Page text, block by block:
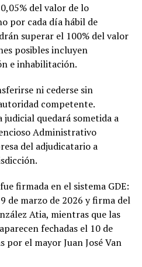
del valor de lo
por cada día hábil de
superar el 100% del valor
posibles incluyen
e inhabilitación.
ni cederse sin
competente.
quedará sometida a
Administrativo
del adjudicatario a
firmada en el sistema GDE:
de marzo de 2026 y firma del
Atia, mientras que las
fechadas el 10 de
por el mayor Juan José Van